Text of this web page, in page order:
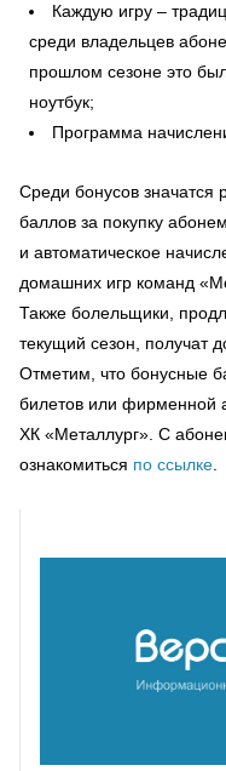
Каждую игру –
среди владельцев
прошлом сезоне это
ноутбук;
Программа
Среди бонусов значатся
баллов за покупку
и автоматическое
домашних игр команд
Также болельщики,
текущий сезон, получат
Отметим, что бонусные
билетов или фирменной
ХК «Металлург». С
ознакомиться по ссылке